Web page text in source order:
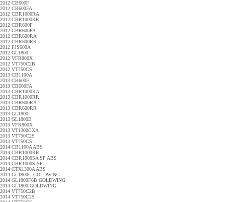
2012 CB600F
2012 CB600FA
2012 CBR1000RA
2012 CBR1000RR
2012 CBR600F
2012 CBR600FA
2012 CBR600RA
2012 CBR600RR
2012 FJS600A
2012 GL1800
2012 VFR800X
2012 VT750C2B
2012 VT750CS
2013 CB1100A
2013 CB600F
2013 CB600FA
2013 CBR1000RA
2013 CBR1000RR
2013 CBR600RA
2013 CBR600RR
2013 GL1800
2013 GL1800B
2013 VFR800X
2013 VT1300CXA
2013 VT750C2S
2013 VT750CS
2014 CB1100A ABS
2014 CBR1000RR
2014 CBR1000SA SP ABS
2014 CBR1000S SP
2014 CTX1300A ABS
2014 GL1800C GOLDWING
2014 GL1800F6B GOLDWING
2014 GL1800 GOLDWING
2014 VT750C2B
2014 VT750C2S